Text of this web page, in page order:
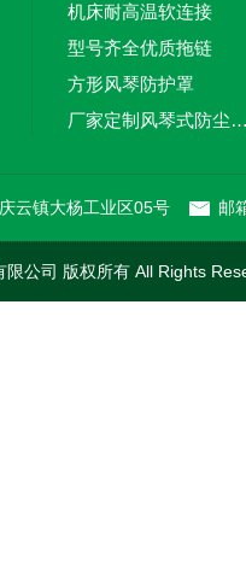
机床耐高温软连接
型号齐全优质拖链
方形风琴防护罩
厂家定制风琴式
云镇大杨工业区05号 邮
公司 版权所有 All Rights